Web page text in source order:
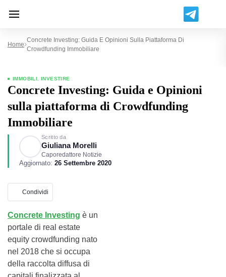
Home
Concrete Investing: Guida E Opinioni Sulla Piattaforma Di
Crowdfunding Immobiliare
IMMOBILI INVESTIRE
Concrete Investing: Guida e Opinioni
sulla piattaforma di Crowdfunding
Immobiliare
Scritto da
Giuliana Morelli
Caporedattore Notizie
Aggiornato: 26 Settembre 2020
Condividi
Concrete Investing è un
portale di real estate
equity crowdfunding nato
nel 2018 che si occupa
della raccolta diffusa di